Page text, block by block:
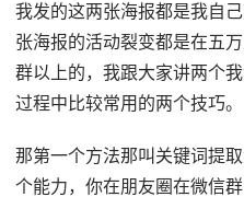
我发的这两张海报都是我自
张海报的活动裂变都是在五
群以上的，我跟大家讲两个
过程中比较常用的两个技巧。
那第一个方法那叫关键词提
个能力，你在朋友圈在微信